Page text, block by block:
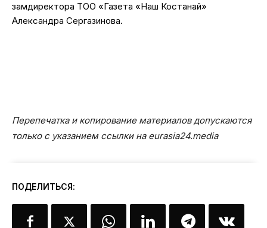
замдиректора ТОО «Газета «Наш Костанай»
Александра Сергазинова.
Перепечатка и копирование материалов допускаются
только с указанием ссылки на eurasia24.media
ПОДЕЛИТЬСЯ: